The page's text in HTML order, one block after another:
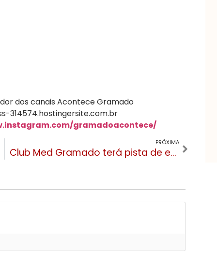
dos canais Acontece Gramado
314574.hostingersite.com.br
gramadoacontece/
PRÓXIMA
Club Med Gramado terá pista de esqui, jardim botânico, show de luzes e deve inaugurar em 2026